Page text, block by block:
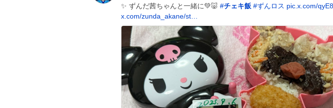
✨ ずんだ茜ちゃんと一緒に💚🐷 #チェキ飯 #ずんロス pic.x.com/
x.com/zunda_akane/st…